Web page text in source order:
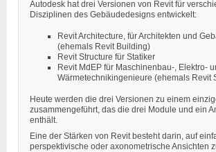
Autodesk hat drei Versionen von Revit für
Disziplinen des Gebäudedesigns entwickelt:
Revit Architecture, für Architekten und
(ehemals Revit Building)
Revit Structure für Statiker
Revit MdEP für Maschinenbau-, Elektro-
Wärmetechnikingenieure (ehemals Revit
Heute werden die drei Versionen zu einem
zusammengeführt, das die drei Module und ein
enthält.
Eine der Stärken von Revit besteht darin, auf
perspektivische oder axonometrische Ansichten